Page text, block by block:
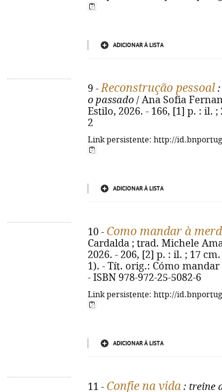
ADICIONAR À LISTA
9 -Reconstrução pessoal
o passado / Ana Sofia
Estilo, 2026. - 166, [1] p. : il. ;
2
Link persistente: http://
ADICIONAR À LISTA
10 - Como mandar à
Cardalda ; trad. Michele
2026. - 206, [2] p. : il. ; 17
1). - Tít. orig.: Cómo
- ISBN 978-972-25-5082-6
Link persistente: http://
ADICIONAR À LISTA
11 - Confie na vida : treine